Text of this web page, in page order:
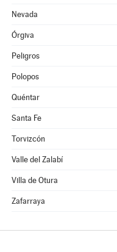
Nevada
Órgiva
Peligros
Polopos
Quéntar
Santa Fe
Torvizcón
Valle del Zalabí
Villa de Otura
Zafarraya